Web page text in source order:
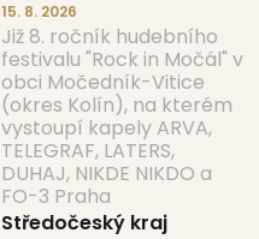
15. 8. 2026
Již 8. ročník hudebního
festivalu "Rock in Močál" v
obci Močedník-Vitice
(okres Kolín), na kterém
vystoupí kapely ARVA,
TELEGRAF, LATERS,
DUHAJ, NIKDE NIKDO a
FO-3 Praha
Středočeský kraj